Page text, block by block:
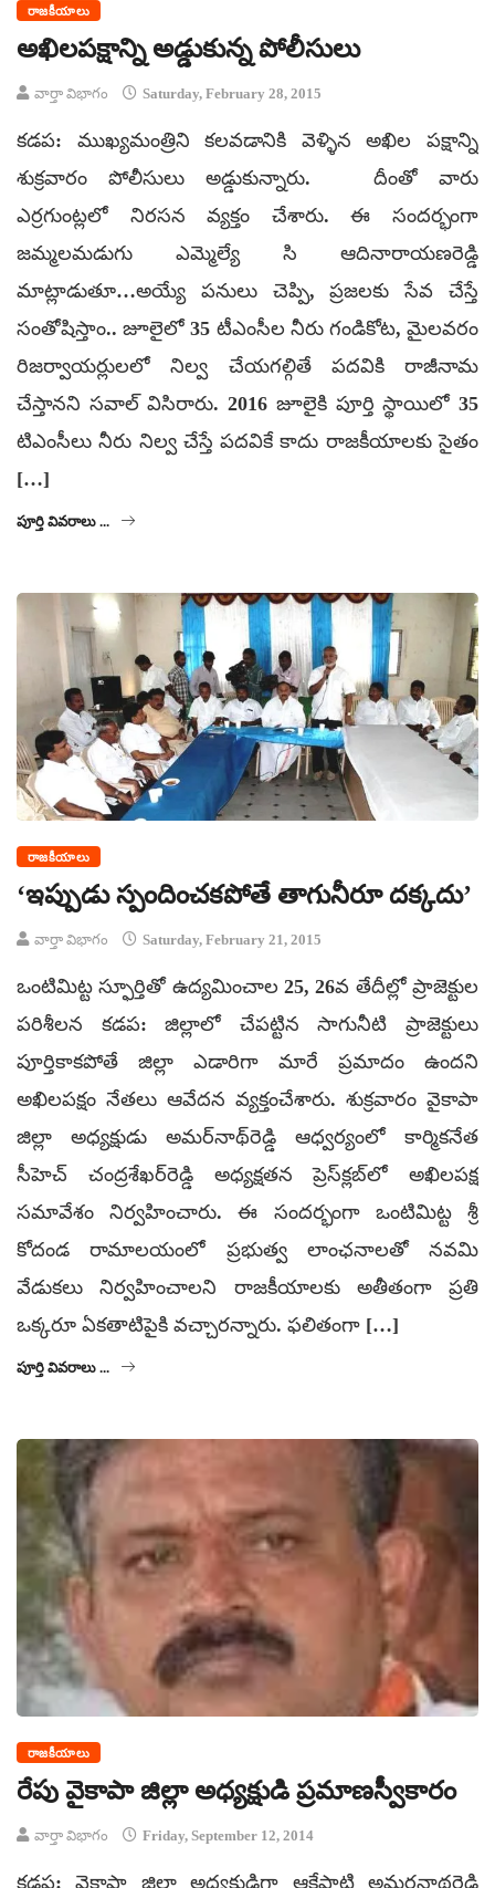
రాజకీయాలు
అఖిలపక్షాన్ని అడ్డుకున్న పోలీసులు
వార్తా విభాగం Saturday, February 28, 2015
కడప: ముఖ్యమంత్రిని కలవడానికి వెళ్ళిన అఖిల పక్షాన్ని
శుక్రవారం పోలీసులు అడ్డుకున్నారు. దీంతో వారు
ఎర్రగుంట్లలో నిరసన వ్యక్తం చేశారు. ఈ సందర్భంగా
జమ్మలమడుగు ఎమ్మెల్యే సి ఆదినారాయణరెడ్డి
మాట్లాడుతూ…అయ్యే పనులు చెప్పి, ప్రజలకు సేవ చేస్తే
సంతోషిస్తాం.. జూలైలో 35 టీఎంసీల నీరు గండికోట, మైలవరం
రిజర్వాయర్లులలో నిల్వ చేయగల్గితే పదవికి రాజీనామ
చేస్తానని సవాల్ విసిరారు. 2016 జూలైకి పూర్తి స్థాయిలో 35
టిఎంసీలు నీరు నిల్వ చేస్తే పదవికే కాదు రాజకీయాలకు సైతం
[…]
పూర్తి వివరాలు ...
రాజకీయాలు
‘ఇప్పుడు స్పందించకపోతే తాగునీరూ దక్కదు’
వార్తా విభాగం Saturday, February 21, 2015
ఒంటిమిట్ట స్ఫూర్తితో ఉద్యమించాల 25, 26వ తేదీల్లో ప్రాజెక్టుల
పరిశీలన కడప: జిల్లాలో చేపట్టిన సాగునీటి ప్రాజెక్టులు
పూర్తికాకపోతే జిల్లా ఎడారిగా మారే ప్రమాదం ఉందని
అఖిలపక్షం నేతలు ఆవేదన వ్యక్తంచేశారు. శుక్రవారం వైకాపా
జిల్లా అధ్యక్షుడు అమర్‌నాథ్‌రెడ్డి ఆధ్వర్యంలో కార్మికనేత
సీహెచ్ చంద్రశేఖర్‌రెడ్డి అధ్యక్షతన ప్రెస్‌క్లబ్‌లో అఖిలపక్ష
సమావేశం నిర్వహించారు. ఈ సందర్భంగా ఒంటిమిట్ట శ్రీ
కోదండ రామాలయంలో ప్రభుత్వ లాంఛనాలతో నవమి
వేడుకలు నిర్వహించాలని రాజకీయాలకు అతీతంగా ప్రతి
ఒక్కరూ ఏకతాటిపైకి వచ్చారన్నారు. ఫలితంగా […]
పూర్తి వివరాలు ...
రాజకీయాలు
రేపు వైకాపా జిల్లా అధ్యక్షుడి ప్రమాణస్వీకారం
వార్తా విభాగం Friday, September 12, 2014
కడప: వైకాపా జిల్లా అధ్యక్షుడిగా ఆకేపాటి అమరనాథరెడ్డి